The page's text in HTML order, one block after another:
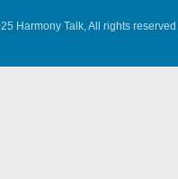
Harmony Talk, All rights reserved.